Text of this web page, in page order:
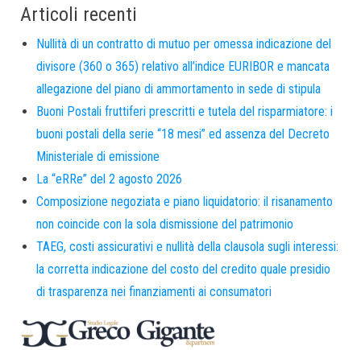
Articoli recenti
Nullità di un contratto di mutuo per omessa indicazione del
divisore (360 o 365) relativo all’indice EURIBOR e mancata
allegazione del piano di ammortamento in sede di stipula
Buoni Postali fruttiferi prescritti e tutela del risparmiatore: i
buoni postali della serie “18 mesi” ed assenza del Decreto
Ministeriale di emissione
La “eRRe” del 2 agosto 2026
Composizione negoziata e piano liquidatorio: il risanamento
non coincide con la sola dismissione del patrimonio
TAEG, costi assicurativi e nullità della clausola sugli interessi:
la corretta indicazione del costo del credito quale presidio
di trasparenza nei finanziamenti ai consumatori